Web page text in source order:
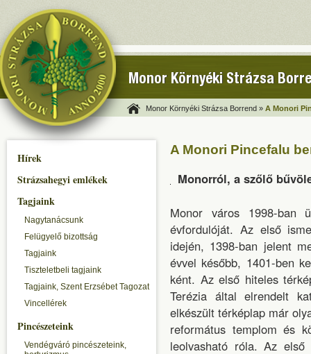
Monor Környéki Strázsa
Monor Környéki Strázsa Borrend » A Monori
Hírek
Strázsahegyi emlékek
Tagjaink
Nagytanácsunk
Felügyelő bizottság
Tagjaink
Tiszteletbeli tagjaink
Tagjaink, Szent Erzsébet Tagozat
Vincellérek
Pincészeteink
Vendégváró pincészeteink,
A Monori Pincefalu
Monorról, a szőlő
Monor város 1998-ban
évfordulóját. Az első
idején, 1398-ban jelent
évvel később, 1401-ben
ként. Az első hiteles
Terézia által elrendelt
elkészült térképlap már
református templom és
leolvasható róla. Az